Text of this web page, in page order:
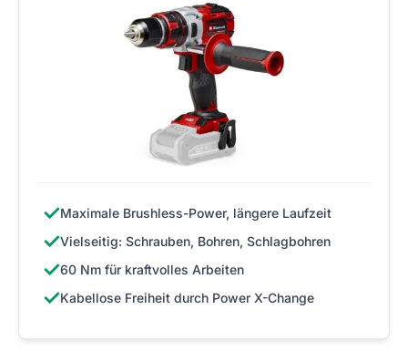
✓Maximale Brushless-Power, längere Laufzeit
✓Vielseitig: Schrauben, Bohren, Schlagbohren
✓60 Nm für kraftvolles Arbeiten
✓Kabellose Freiheit durch Power X-Change